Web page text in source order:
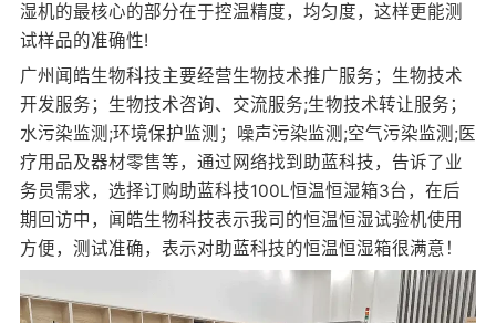
湿机的最核心的部分在于控温精度，均匀度，这样更能测
试样品的准确性!
广州闻皓生物科技主要经营生物技术推广服务；生物技术
开发服务；生物技术咨询、交流服务;生物技术转让服务；
水污染监测;环境保护监测；噪声污染监测;空气污染监测;医
疗用品及器材零售等，通过网络找到助蓝科技，告诉了业
务员需求，选择订购助蓝科技100L恒温恒湿箱3台，在后
期回访中，闻皓生物科技表示我司的恒温恒湿试验机使用
方便，测试准确，表示对助蓝科技的恒温恒湿箱很满意！